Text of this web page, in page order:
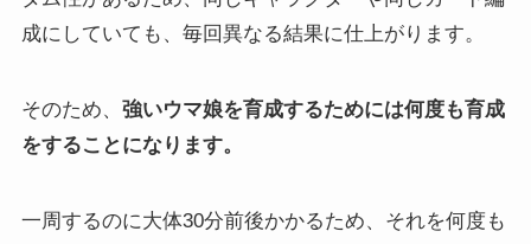
成にしていても、毎回異なる結果に仕上がります。
そのため、 強いウマ娘を育成するためには何度も育成
をすることになります。
一周するのに大体30分前後かかるため、それを何度も